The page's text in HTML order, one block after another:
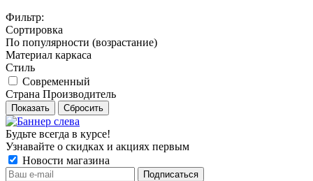
Фильтр:
Сортировка
По популярности (возрастание)
Материал каркаса
Стиль
Современный
Страна Производитель
Показать Сбросить
Будьте всегда в курсе!
Узнавайте о скидках и акциях первым
Новости магазина